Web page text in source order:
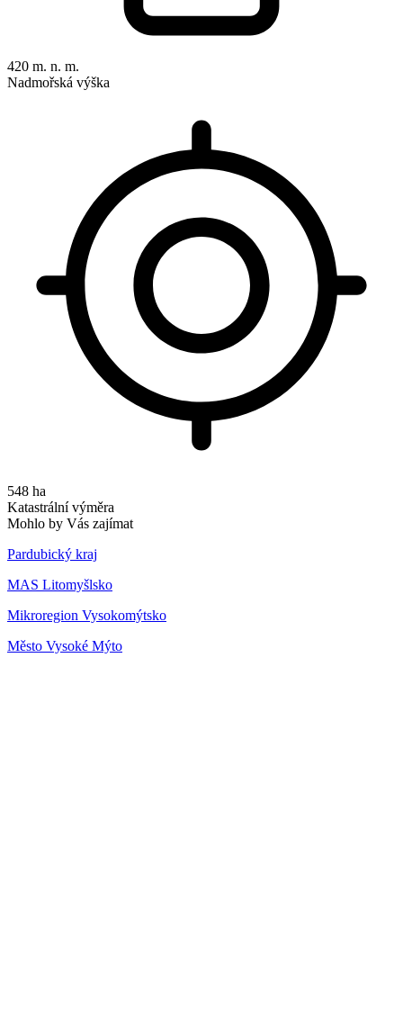
420 m. n. m.
Nadmořská výška
548 ha
Katastrální výměra
Mohlo by Vás zajímat
Pardubický kraj
MAS Litomyšlsko
Mikroregion Vysokomýtsko
Město Vysoké Mýto